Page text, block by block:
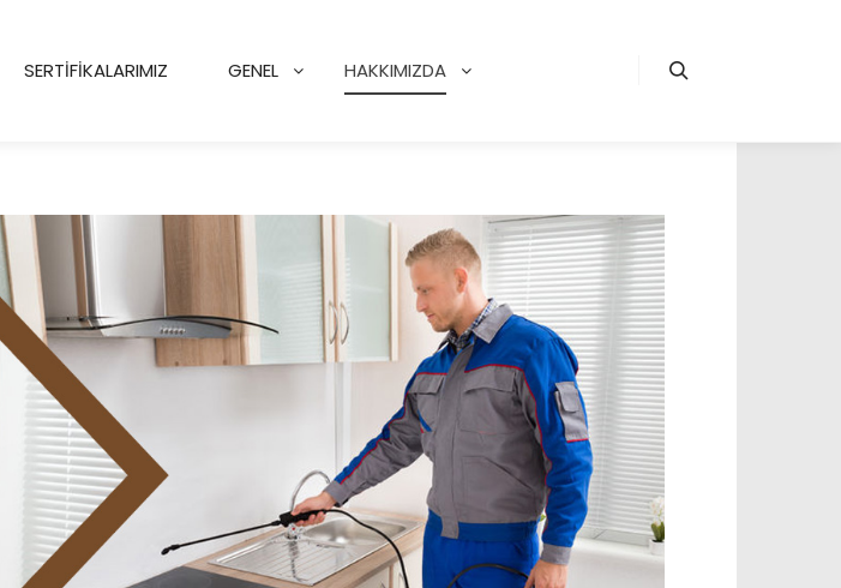
SERTIFIKALARIMIZ GENEL HAKKIMIZDA